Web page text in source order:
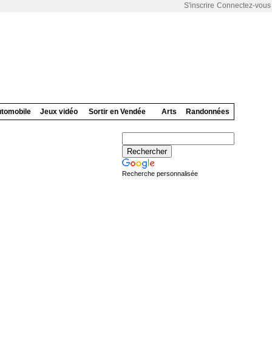
Connectez-vous
S'inscrire
Jeux vidéo Sortir en Vendée Arts Randonnées
Recherche personnalisée